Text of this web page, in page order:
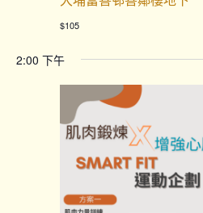
$105
2:00 下午